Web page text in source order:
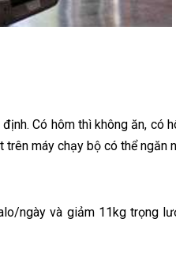
Có hôm thì không ăn, có
máy chạy bộ có thể ngăn
ngày và giảm 11kg trọng